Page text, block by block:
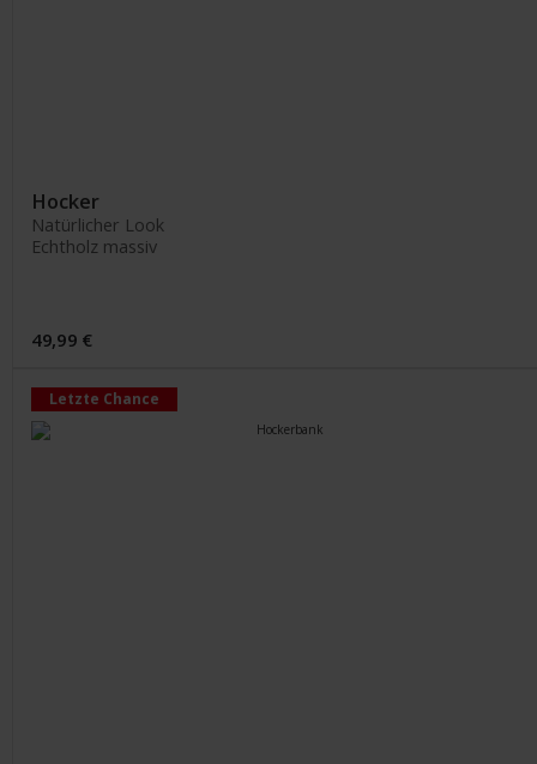
Hocker
Natürlicher Look
Echtholz massiv
49,99 €
Letzte Chance